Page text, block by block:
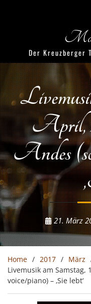
Der Kreuzberger
April,
Andes
21. März
Home 2017 März
Livemusik am Samstag,
voice/piano) – ‚Sie lebt‘